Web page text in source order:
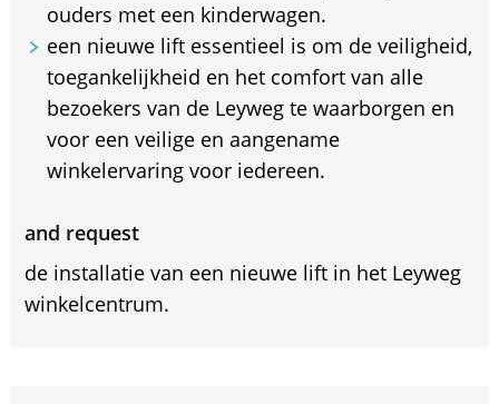
ouders met een kinderwagen.
een nieuwe lift essentieel is om de veiligheid,
toegankelijkheid en het comfort van alle
bezoekers van de Leyweg te waarborgen en
voor een veilige en aangename
winkelervaring voor iedereen.
and request
de installatie van een nieuwe lift in het Leyweg
winkelcentrum.